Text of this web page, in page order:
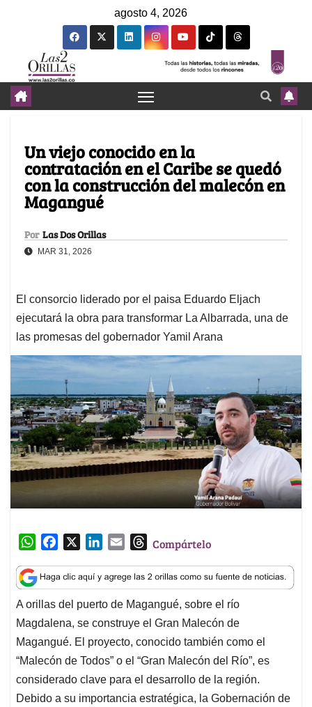
agosto 4, 2026
Un viejo conocido en la
contratación en el Caribe se quedó
con la construcción del malecón en
Magangué
Por Las Dos Orillas
MAR 31, 2026
El consorcio liderado por el paisa Eduardo Eljach
ejecutará la obra para transformar La Albarrada, una de
las promesas del gobernador Yamil Arana
W
a
t
s
A
p
p
c
e
b
o
o
k
n
k
e
d
I
n
a
i
l
T
r
e
a
d
s
Compártelo
A orillas del puerto de Magangué, sobre el río
Magdalena, se construye el Gran Malecón de
Magangué. El proyecto, conocido también como el
“Malecón de Todos” o el “Gran Malecón del Río”, es
considerado clave para el desarrollo de la región.
Debido a su importancia estratégica, la Gobernación de